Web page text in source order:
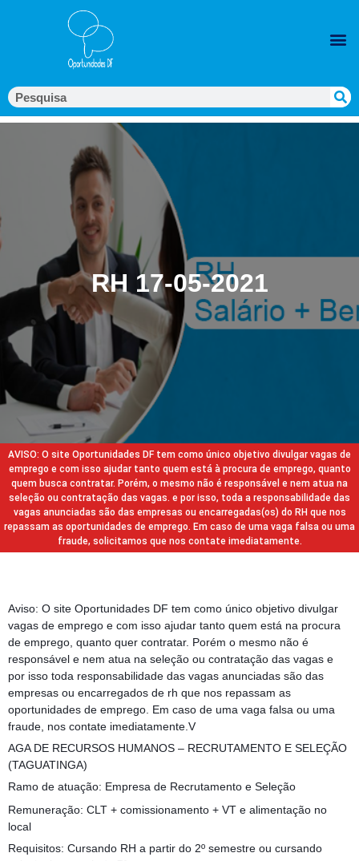
RH 17-05-2021
AVISO: O site Oportunidades DF tem como único objetivo divulgar vagas de
emprego e com isso ajudar tanto quem está à procura de emprego, quanto
quem busca contratar. Porém, o mesmo não é responsável e nem atua na
seleção ou contratação das vagas. e por isso, toda a responsabilidade das
vagas anunciadas são das empresas ou encarregadas(os) do RH que nos
repassam as oportunidades de emprego. Em caso de uma vaga falsa ou uma
fraude, solicitamos que nos contate imediatamente.
Aviso: O site Oportunidades DF tem como único objetivo divulgar
vagas de emprego e com isso ajudar tanto quem está na procura
de emprego, quanto quer contratar. Porém o mesmo não é
responsável e nem atua na seleção ou contratação das vagas e
por isso toda responsabilidade das vagas anunciadas são das
empresas ou encarregados de rh que nos repassam as
oportunidades de emprego. Em caso de uma vaga falsa ou uma
fraude, nos contate imediatamente.V
AGA DE RECURSOS HUMANOS – RECRUTAMENTO E SELEÇÃO
(TAGUATINGA)
Ramo de atuação: Empresa de Recrutamento e Seleção
Remuneração: CLT + comissionamento + VT e alimentação no
local
Requisitos: Cursando RH a partir do 2º semestre ou cursando